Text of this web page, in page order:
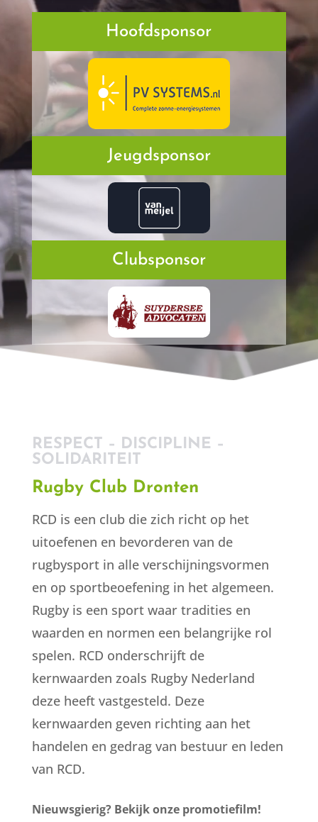
Hoofdsponsor
Jeugdsponsor
Clubsponsor
RESPECT – DISCIPLINE –
SOLIDARITEIT
Rugby Club Dronten
RCD is een club die zich richt op het
uitoefenen en bevorderen van de
rugbysport in alle verschijningsvormen
en op sportbeoefening in het algemeen.
Rugby is een sport waar tradities en
waarden en normen een belangrijke rol
spelen. RCD onderschrijft de
kernwaarden zoals Rugby Nederland
deze heeft vastgesteld. Deze
kernwaarden geven richting aan het
handelen en gedrag van bestuur en leden
van RCD.
Nieuwsgierig? Bekijk onze promotiefilm!